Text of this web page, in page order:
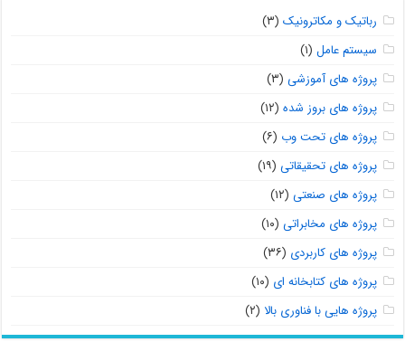
رباتیک و مکاترونیک (۳)
سیستم عامل (۱)
پروژه های آموزشی (۳)
پروژه های بروز شده (۱۲)
پروژه های تحت وب (۶)
پروژه های تحقیقاتی (۱۹)
پروژه های صنعتی (۱۲)
پروژه های مخابراتی (۱۰)
پروژه های کاربردی (۳۶)
پروژه های کتابخانه ای (۱۰)
پروژه هایی با فناوری بالا (۲)